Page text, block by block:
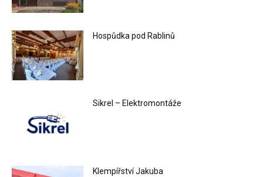
Hospůdka pod Rablinů
Sikrel – Elektromontáže
Klempířství Jakuba